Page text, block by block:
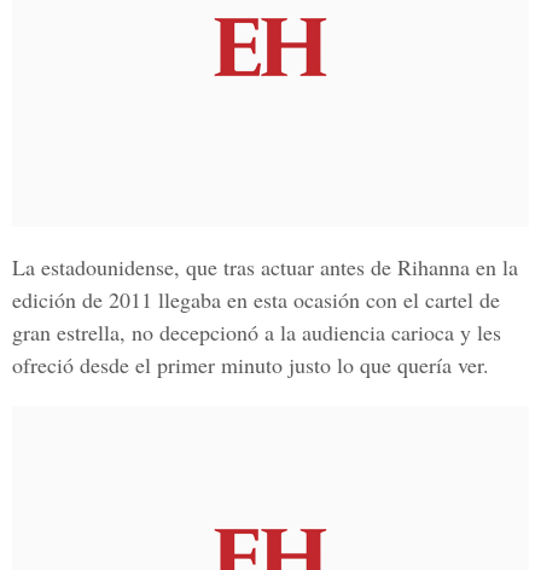
La estadounidense, que tras actuar antes de Rihanna en la
edición de 2011 llegaba en esta ocasión con el cartel de
gran estrella, no decepcionó a la audiencia carioca y les
ofreció desde el primer minuto justo lo que quería ver.